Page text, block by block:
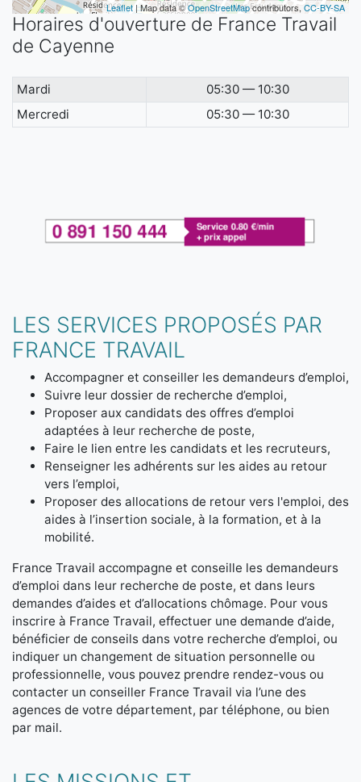
Leaflet| Map data ©OpenStreetMapcontributors, CC-BY-SA
Horaires d'ouverture de France Travail
de Cayenne
Mardi
05:30 — 10:30
Mercredi
05:30 — 10:30
LES SERVICES PROPOSÉS PAR
FRANCE TRAVAIL
Accompagner et conseiller les demandeurs d’emploi,
Suivre leur dossier de recherche d’emploi,
Proposer aux candidats des offres d’emploi
adaptées à leur recherche de poste,
Faire le lien entre les candidats et les recruteurs,
Renseigner les adhérents sur les aides au retour
vers l’emploi,
Proposer des allocations de retour vers l'emploi, des
aides à l’insertion sociale, à la formation, et à la
mobilité.
France Travail accompagne et conseille les demandeurs
d’emploi dans leur recherche de poste, et dans leurs
demandes d’aides et d’allocations chômage. Pour vous
inscrire à France Travail, effectuer une demande d’aide,
bénéficier de conseils dans votre recherche d’emploi, ou
indiquer un changement de situation personnelle ou
professionnelle, vous pouvez prendre rendez-vous ou
contacter un conseiller France Travail via l’une des
agences de votre département, par téléphone, ou bien
par mail.